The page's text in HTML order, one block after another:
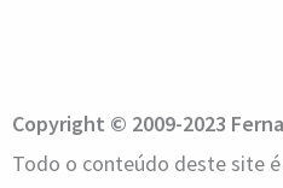
Copyright © 2009-2023
Todo o conteúdo deste site